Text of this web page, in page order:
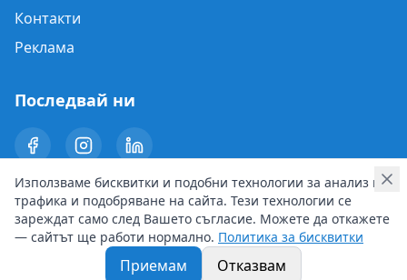
Контакти
Реклама
Последвай ни
© 2026 Career Daily News. Всички права запазени.
Използваме бисквитки и подобни технологии за анализ на
трафика и подобряване на сайта. Тези технологии се
зареждат само след Вашето съгласие. Можете да откажете
— сайтът ще работи нормално. Политика за бисквитки
Приемам Отказвам